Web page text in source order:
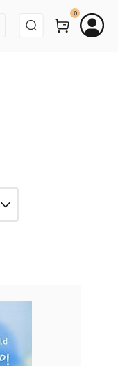
BEJELENTKEZÉS
0